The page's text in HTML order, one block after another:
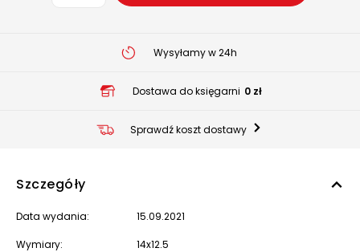
Wysyłamy w 24h
Dostawa do księgarni 0 zł
Sprawdź koszt dostawy
Szczegóły
Data wydania: 15.09.2021
Wymiary: 14x12.5